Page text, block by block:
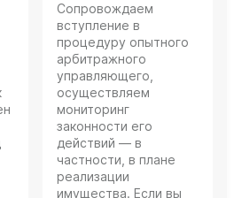
Сопровождаем
вступление в
процедуру опытного
арбитражного
управляющего,
осуществляем
мониторинг
законности его
действий — в
частности, в плане
реализации
имущества. Если вы